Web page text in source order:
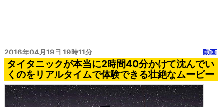
2016年04月19日 19時11分 動画
タイタニックが本当に2時間40分かけて沈んでい
くのをリアルタイムで体験できる壮絶なムービー